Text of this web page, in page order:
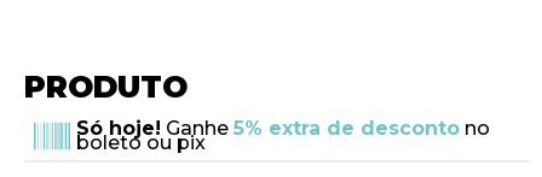
PRODUTO
Só hoje! Ganhe 5% extra de descontono
boleto ou pix